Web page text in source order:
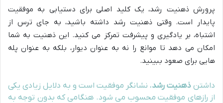
پرورش ذهنیت رشد، یک کلید اصلی برای دستیابی به موفقیت
پایدار است. وقتی ذهنیت رشد داشته باشید، به جای ترس از
اشتباه، بر یادگیری و پیشرفت تمرکز می کنید. این ذهنیت به شما
امکان می دهد تا موانع را نه به عنوان دیوار، بلکه به عنوان پله
هایی برای صعود ببینید.
داشتن ذهنیت رشد، نشانگر موفقیت است و به دلایل زیادی یکی
از رازهای موفقیت محسوب می شود. هنگامی که بدون توجه به